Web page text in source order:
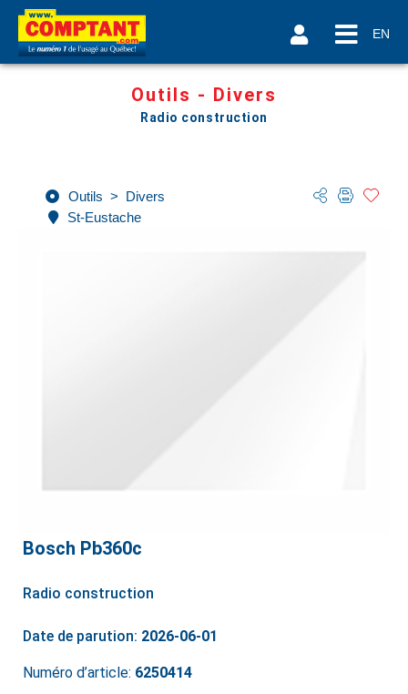
EN
Outils - Divers
Radio construction
Outils > Divers
St-Eustache
Bosch Pb360c
Radio construction
Date de parution: 2026-06-01
Numéro d’article: 6250414